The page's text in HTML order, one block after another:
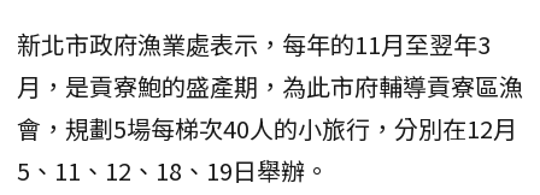
新北市政府漁業處表示，每年的11月至翌年3
月，是貢寮鮑的盛產期，為此市府輔導貢寮區漁
會，規劃5場每梯次40人的小旅行，分別在12月
5、11、12、18、19日舉辦。